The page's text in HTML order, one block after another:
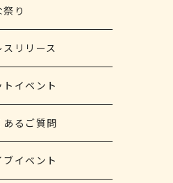
祭り
スリリース
トイベント
あるご質問
ブイベント